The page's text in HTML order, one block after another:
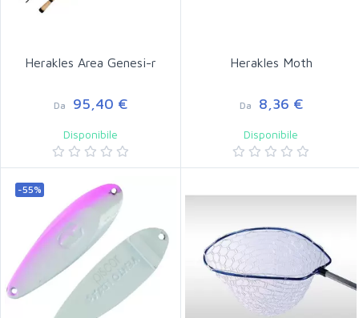
Herakles Area Genesi-r
Da 95,40 €
Disponibile
Herakles Moth
Da 8,36 €
Disponibile
-55%